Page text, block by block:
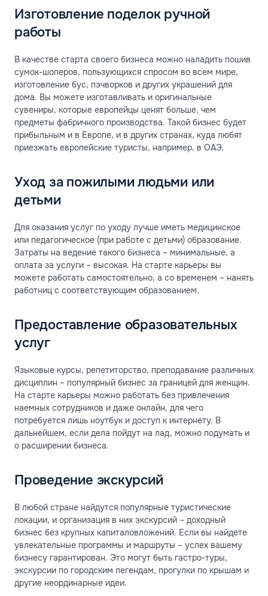
Изготовление поделок ручной
работы
В качестве старта своего бизнеса можно наладить пошив
сумок-шоперов, пользующихся спросом во всем мире,
изготовление бус, пэчворков и других украшений для
дома. Вы можете изготавливать и оригинальные
сувениры, которые европейцы ценят больше, чем
предметы фабричного производства. Такой бизнес будет
прибыльным и в Европе, и в других странах, куда любят
приезжать европейские туристы, например, в ОАЭ.
Уход за пожилыми людьми или
детьми
Для оказания услуг по уходу лучше иметь медицинское
или педагогическое (при работе с детьми) образование.
Затраты на ведение такого бизнеса – минимальные, а
оплата за услуги – высокая. На старте карьеры вы
можете работать самостоятельно, а со временем – нанять
работниц с соответствующим образованием.
Предоставление образовательных
услуг
Языковые курсы, репетиторство, преподавание различных
дисциплин – популярный бизнес за границей для женщин.
На старте карьеры можно работать без привлечения
наемных сотрудников и даже онлайн, для чего
потребуется лишь ноутбук и доступ к интернету. В
дальнейшем, если дела пойдут на лад, можно подумать и
о расширении бизнеса.
Проведение экскурсий
В любой стране найдутся популярные туристические
локации, и организация в них экскурсий – доходный
бизнес без крупных капиталовложений. Если вы найдете
увлекательные программы и маршруты – успех вашему
бизнесу гарантирован. Это могут быть гастро-туры,
экскурсии по городским легендам, прогулки по крышам и
другие неординарные идеи.